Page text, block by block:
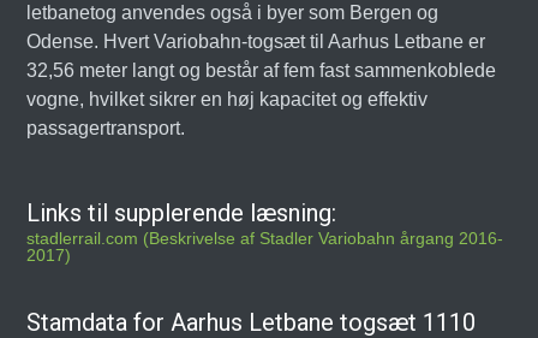
letbanetog anvendes også i byer som Bergen og
Odense. Hvert Variobahn-togsæt til Aarhus Letbane er
32,56 meter langt og består af fem fast sammenkoblede
vogne, hvilket sikrer en høj kapacitet og effektiv
passagertransport.
Links til supplerende læsning:
stadlerrail.com (Beskrivelse af Stadler Variobahn årgang 2016-
2017)
Stamdata for Aarhus Letbane togsæt 1110